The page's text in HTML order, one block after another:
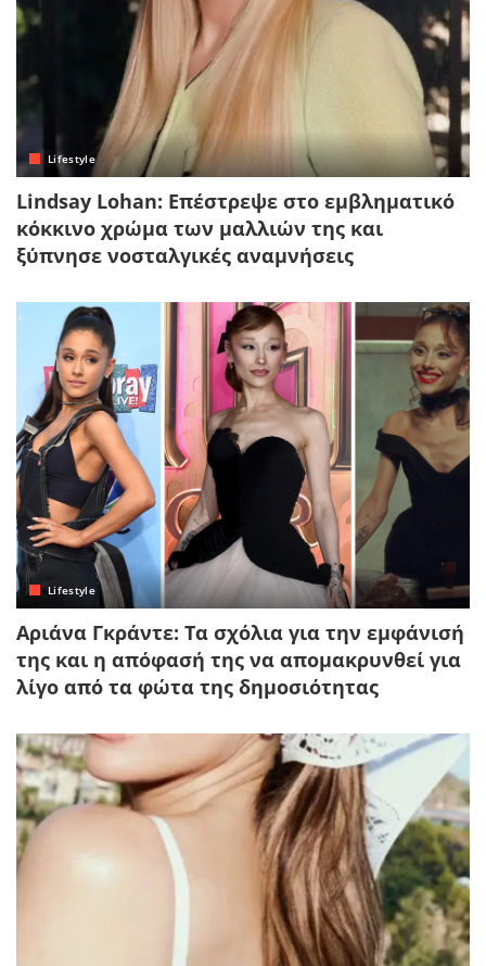
Lifestyle
Lindsay Lohan: Επέστρεψε στο εμβληματικό
κόκκινο χρώμα των μαλλιών της και
ξύπνησε νοσταλγικές αναμνήσεις
Lifestyle
Αριάνα Γκράντε: Τα σχόλια για την εμφάνισή
της και η απόφασή της να απομακρυνθεί για
λίγο από τα φώτα της δημοσιότητας